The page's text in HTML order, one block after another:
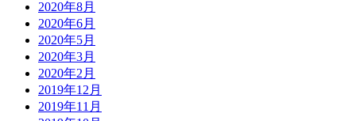
2020年8月
2020年6月
2020年5月
2020年3月
2020年2月
2019年12月
2019年11月